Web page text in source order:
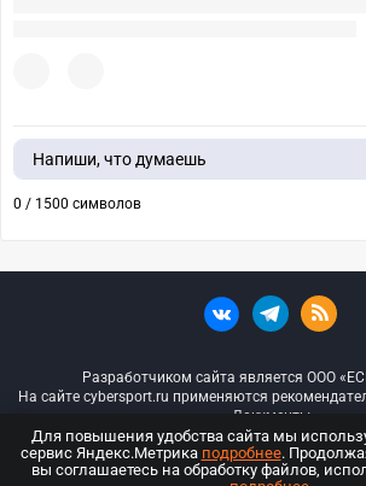
Напиши, что думаешь
0 / 1500 символов
Разработчиком сайта является ООО
На сайте cybersport.ru применяются
Документы
© ООО «Киберспорт.ру» — Все
Для повышения удобства сайта мы
сервис Яндекс.Метрика подробнее.
вы соглашаетесь на обработку файлов,